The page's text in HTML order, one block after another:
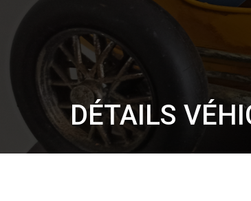
DÉTAILS